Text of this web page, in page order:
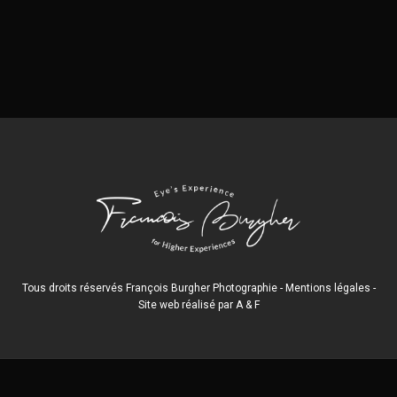
Tous droits réservés François Burgher Photographie - Mentions légales -
Site web réalisé par A& F